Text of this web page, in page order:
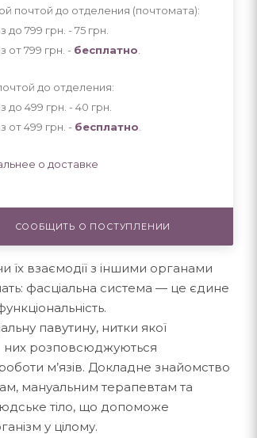
почтой до отделения (почтомата):
до 799 грн. - 75 грн
от 799 грн. - бесплатно
до отделения:
до 499 грн. - 40 грн
от 499 грн. - бесплатно
о доставке
СООБЩИТЬ О ПОСТУПЛЕНИИ
їх взаємодії з іншими органами
фасціальна система — це єдине
павутину, нитки якої
них розповсюджуються
м’язів. Докладне знайомство
мануальним терапевтам та
тіло, що допоможе
у цілому.